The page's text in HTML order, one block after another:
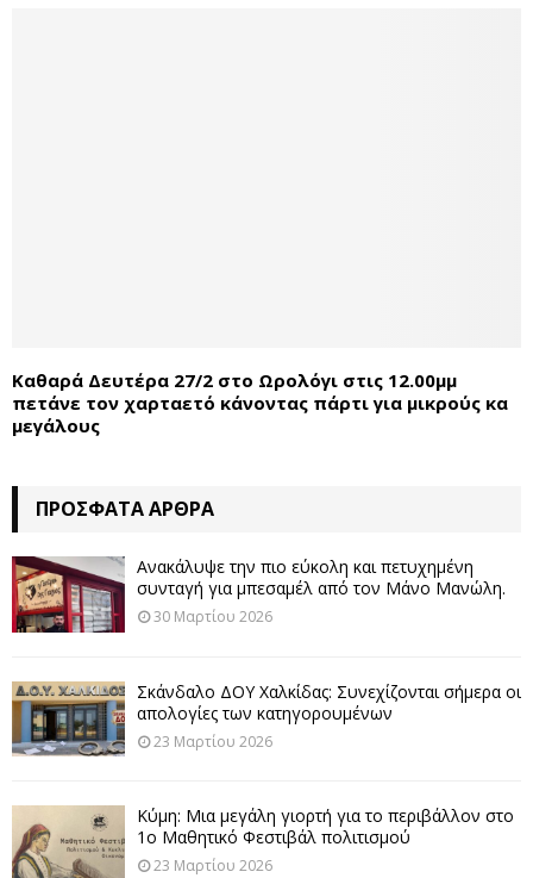
Καθαρά Δευτέρα 27/2 στο Ωρολόγι στις 12.00μμ
πετάνε τον χαρταετό κάνοντας πάρτι για μικρούς κα
μεγάλους
ΠΡΌΣΦΑΤΑ ΆΡΘΡΑ
Ανακάλυψε την πιο εύκολη και πετυχημένη
συνταγή για μπεσαμέλ από τον Μάνο Μανώλη.
30 Μαρτίου 2026
Σκάνδαλο ΔΟΥ Χαλκίδας: Συνεχίζονται σήμερα οι
απολογίες των κατηγορουμένων
23 Μαρτίου 2026
Κύμη: Μια μεγάλη γιορτή για το περιβάλλον στο
1ο Μαθητικό Φεστιβάλ πολιτισμού
23 Μαρτίου 2026